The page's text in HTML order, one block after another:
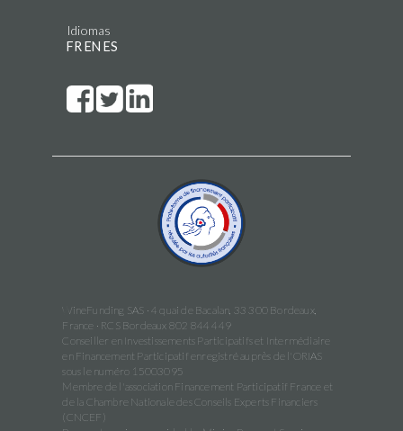
Idiomas
FR EN ES
WineFunding SAS · 4 quai de Bacalan, 33 300 Bordeaux,
France · RCS Bordeaux 802 844 449
Conseiller en Investissements Participatifs et Intermédiaire
en Financement Participatif enregistré auprès de l'ORIAS
sous le numéro 15003095
Membre de l'association Financement Participatif France et
de la Chambre Nationale des Conseils Experts Financiers
(CNCEF)